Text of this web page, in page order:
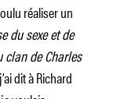
réaliser un
du sexe et de
de Charles
dit à Richard